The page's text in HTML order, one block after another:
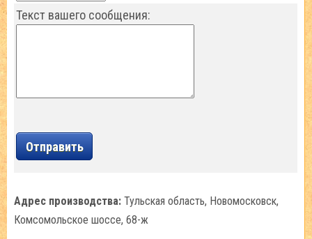
Текст вашего сообщения:
Адрес производства: Тульская область, Новомосковск,
Комсомольское шоссе, 68-ж